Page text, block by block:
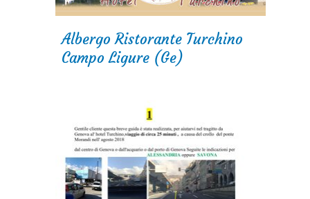
Albergo Ristorante Turchino
Campo Ligure (Ge)